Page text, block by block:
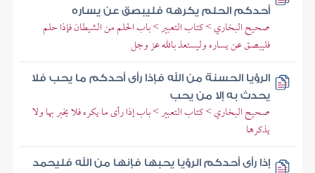
أحدكم الحلم يكرهه فليبصق عن يساره
صحيح البخاري > كتاب التعبير > باب الحلم من الشيطان فإذا حلم
فليبصق عن يساره وليستعذ بالله عز وجل
الرؤيا الحسنة من الله فإذا رأى أحدكم ما يحب فلا
يحدث به إلا من يحب
صحيح البخاري > كتاب التعبير > باب إذا رأى ما يكره فلا يخبر بها ولا
يذكرها
إذا رأى أحدكم الرؤيا يحبها فإنها من الله فليحمد